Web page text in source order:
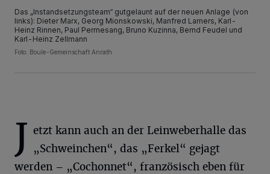
Das „Instandsetzungsteam“ gutgelaunt auf der neuen Anlage (von
links): Dieter Marx, Georg Mionskowski, Manfred Lamers, Karl-
Heinz Rinnen, Paul Permesang, Bruno Kuzinna, Bernd Feudel und
Karl-Heinz Zellmann
Foto: Boule-Gemeinschaft Anrath
J etzt kann auch an der Leinweberhalle das
„Schweinchen“, das „Ferkel“ gejagt
werden – „Cochonnet“, französisch eben für